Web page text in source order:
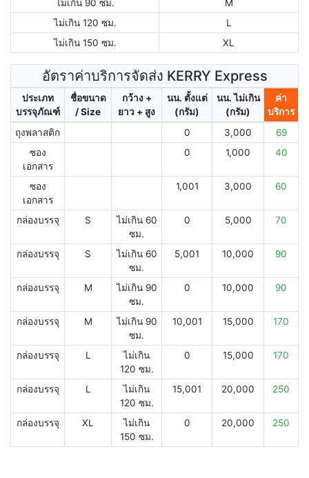
ไม่เกิน 90 ซม.
M
ไม่เกิน 120 ซม.
L
ไม่เกิน 150 ซม.
XL
อัตราค่าบริการจัดส่ง KERRY Express
ประเภท
บรรจุภัณฑ์
ชื่อขนาด
/ Size
กว้าง +
ยาว + สูง
นน. ตั้งแต่
(กรัม)
นน. ไม่เกิน
(กรัม)
ค่า
บริการ
ถุงพลาสติก
0 3,000
69
ซอง
เอกสาร
0 1,000 40
ซอง
เอกสาร
1,001 3,000 60
กล่องบรรจุ S
ไม่เกิน 60
ซม.
0 5,000 70
กล่องบรรจุ S
ไม่เกิน 60
ซม.
5,001 10,000 90
กล่องบรรจุ M
ไม่เกิน 90
ซม.
0 10,000 90
กล่องบรรจุ M
ไม่เกิน 90
ซม.
10,001 15,000 170
กล่องบรรจุ L
ไม่เกิน
120 ซม.
0 15,000 170
กล่องบรรจุ L
ไม่เกิน
120 ซม.
15,001 20,000 250
กล่องบรรจุ XL
ไม่เกิน
150 ซม.
0 20,000 250